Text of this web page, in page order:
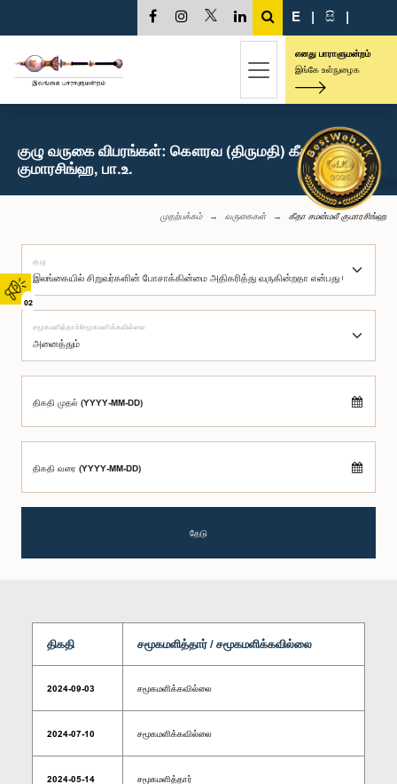
02
E | සි |
எனது பாராளுமன்றம்
இங்கே உள்நுழைக
குழு வருகை விபரங்கள்: கௌரவ (திருமதி) கீதா சமன்மலீ
குமாரசிங்ஹ, பா.உ.
முதற்பக்கம் வருகைகள் கீதா சமன்மலீ குமாரசிங்ஹ
குழு
சமூகமளித்தார்/சமூகமளிக்கவில்லை
திகதி முதல் (YYYY-MM-DD)
திகதி வரை (YYYY-MM-DD)
தேடு
திகதி சமூகமளித்தார் / சமூகமளிக்கவில்லை
2024-09-03 சமூகமளிக்கவில்லை
2024-07-10 சமூகமளிக்கவில்லை
2024-05-14 சமூகமளித்தார்